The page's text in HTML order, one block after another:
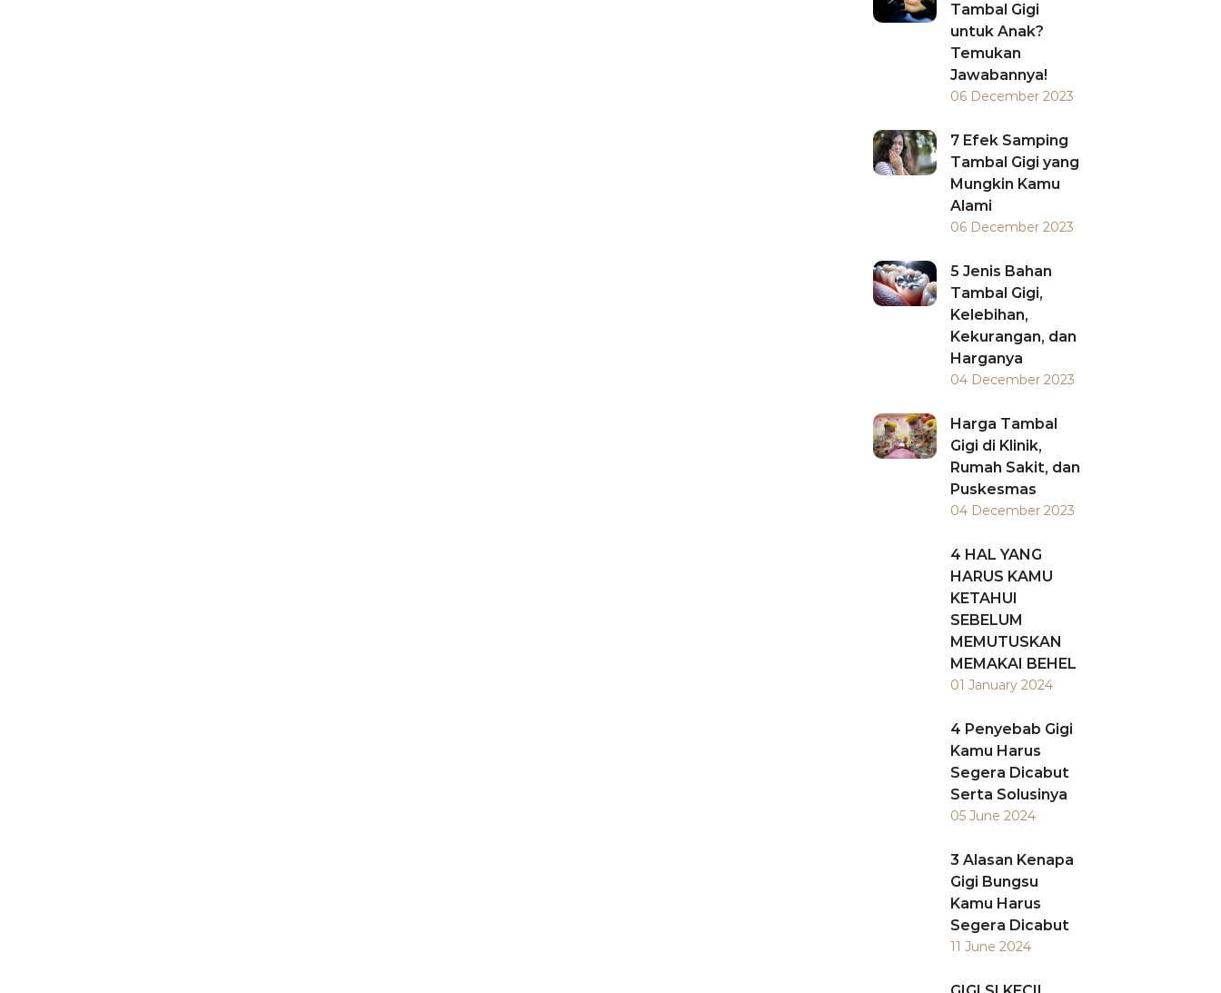
Tambal Gigi
untuk Anak?
Temukan
Jawabannya!
06 December 2023
7 Efek Samping
Tambal Gigi yang
Mungkin Kamu
Alami
06 December 2023
5 Jenis Bahan
Tambal Gigi,
Kelebihan,
Kekurangan, dan
Harganya
04 December 2023
Harga Tambal
Gigi di Klinik,
Rumah Sakit, dan
Puskesmas
04 December 2023
4 HAL YANG
HARUS KAMU
KETAHUI
SEBELUM
MEMUTUSKAN
MEMAKAI BEHEL
01 January 2024
4 Penyebab Gigi
Kamu Harus
Segera Dicabut
Serta Solusinya
05 June 2024
3 Alasan Kenapa
Gigi Bungsu
Kamu Harus
Segera Dicabut
11 June 2024